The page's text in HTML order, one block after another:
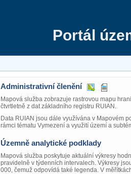
Portál
Administrativní členění
Mapová služba zobrazuje rastrovou mapu
čtvrtletně z dat základního registru RUIAN.
Data RUIAN jsou dále využívána v Mapovém
rámci tématu Vymezení a využití území a
Územně analytické podklady
Mapová služba poskytuje aktuální výkresy
pravidelně v týdenních intervalech. Výkresy
000, čemuž odpovídá také legenda. V